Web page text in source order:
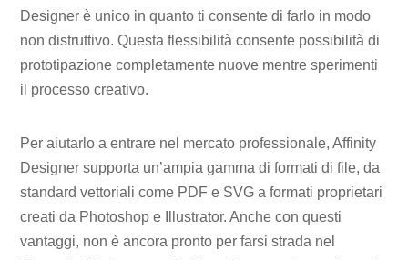
Designer è unico in quanto ti consente di farlo in modo
non distruttivo. Questa flessibilità consente possibilità di
prototipazione completamente nuove mentre sperimenti
il ​​processo creativo.
Per aiutarlo a entrare nel mercato professionale, Affinity
Designer supporta un’ampia gamma di formati di file, da
standard vettoriali come PDF e SVG a formati proprietari
creati da Photoshop e Illustrator. Anche con questi
vantaggi, non è ancora pronto per farsi strada nel